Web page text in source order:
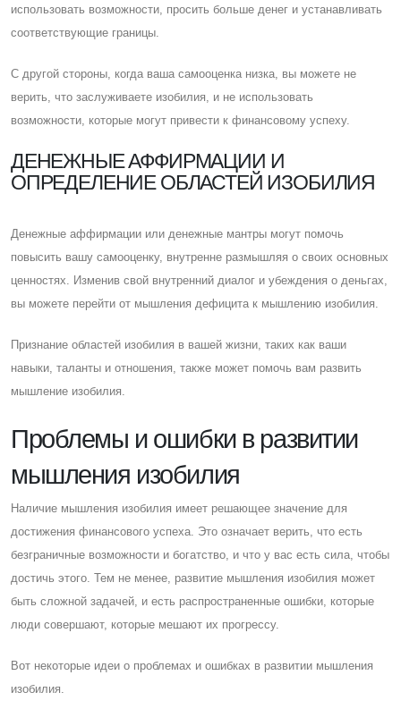
использовать возможности, просить больше денег и устанавливать
соответствующие границы.
C другой стороны, когда ваша самооценка низка, вы можете не
верить, что заслуживаете изобилия, и не использовать
возможности, которые могут привести к финансовому успеху.
ДЕНЕЖНЫЕ АФФИРМАЦИИ И
ОПРЕДЕЛЕНИЕ ОБЛАСТЕЙ ИЗОБИЛИЯ
Денежные аффирмации или денежные мантры могут помочь
повысить вашу самооценку, внутренне размышляя о своих основных
ценностях. Изменив свой внутренний диалог и убеждения о деньгах,
вы можете перейти от мышления дефицита к мышлению изобилия.
Признание областей изобилия в вашей жизни, таких как ваши
навыки, таланты и отношения, также может помочь вам развить
мышление изобилия.
Проблемы и ошибки в развитии
мышления изобилия
Наличие мышления изобилия имеет решающее значение для
достижения финансового успеха. Это означает верить, что есть
безграничные возможности и богатство, и что у вас есть сила, чтобы
достичь этого. Тем не менее, развитие мышления изобилия может
быть сложной задачей, и есть распространенные ошибки, которые
люди совершают, которые мешают их прогрессу.
Вот некоторые идеи о проблемах и ошибках в развитии мышления
изобилия.